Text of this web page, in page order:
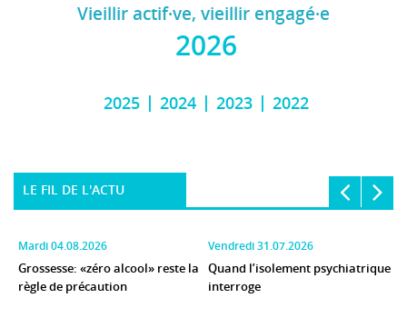
Vieillir actif·ve, vieillir engagé·e
2026
2025 2024 2023 2022
LE FIL DE L'ACTU
mardi 04.08.2026
Grossesse: «zéro alcool» reste la
règle de précaution
vendredi 31.07.2026
Quand l’isolement psychiatrique
interroge